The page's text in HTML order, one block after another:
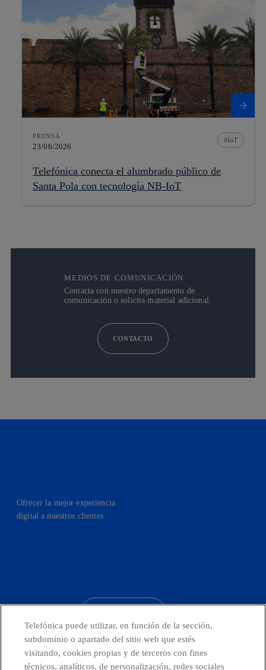
PRENSA
23/06/2026
IoT
Telefónica conecta el alumbrado público de
Santa Pola con tecnología NB-IoT
MEDIOS DE COMUNICACIÓN
Contacta con nuestro departamento de
comunicación o solicita material adicional.
CONTACTO
Ofrecer la mejor experiencia
digital a nuestros clientes.
Países y Unidades emergentes
Telefónica puede utilizar, en función de la sección,
subdominio o apartado del sitio web que estés
visitando, cookies propias y de terceros con fines
técnicos, analíticos, de personalización, redes sociales